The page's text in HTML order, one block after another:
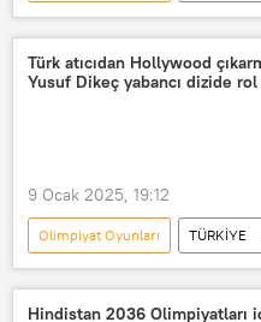
Madalya
Açık artırma
Türk atıcıdan Hollywood
Yusuf Dikeç yabancı dizide rol
9 Ocak 2025, 19:12
Olimpiyat Oyunları
TÜRKİYE
Yabancı
yabancı oyuncu
Yabancı dil
Hollywood
Hindistan 2036 Olimpiyatları